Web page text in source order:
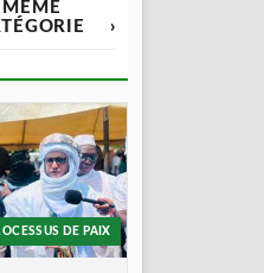
MÊME
›
DE PAIX